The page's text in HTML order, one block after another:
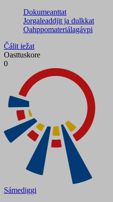
Dokumeanttat
Jorgaleaddjit ja dulkkat
Oahppomateriálagávpi
Čálit iežat
Oasttuskore
0
Sámediggi